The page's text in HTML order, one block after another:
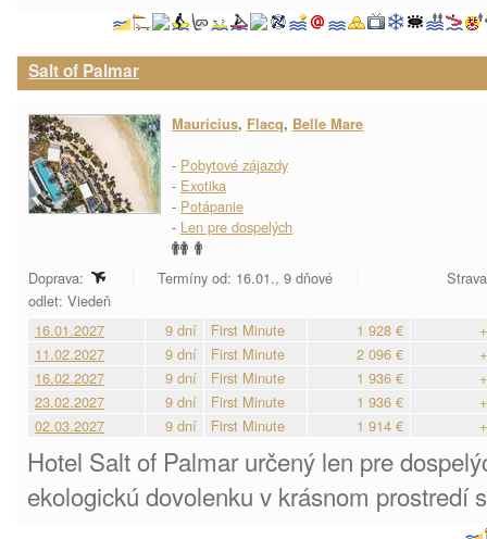
Salt of Palmar
Maurícius, Flacq, Belle Mare
- Pobytové zájazdy
- Exotika
- Potápanie
- Len pre dospelých
Doprava: Termíny od: 16.01., 9 dňové
odlet: Viedeň
16.01.2027
9 dní First Minute 1 928 €
11.02.2027
9 dní First Minute 2 096 €
16.02.2027
9 dní First Minute 1 936 €
23.02.2027
9 dní First Minute 1 936 €
02.03.2027
9 dní First Minute 1 914 €
Hotel Salt of Palmar určený len pre
ekologickú dovolenku v krásnom prostredí